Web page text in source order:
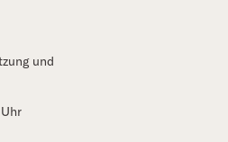
und